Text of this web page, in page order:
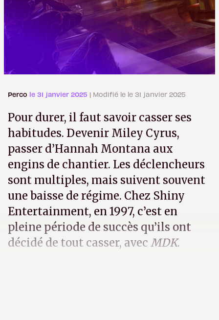
Perco le 31 janvier 2025 | Modifié le le 31 janvier 2025
Pour durer, il faut savoir casser ses
habitudes. Devenir Miley Cyrus,
passer d’Hannah Montana aux
engins de chantier. Les déclencheurs
sont multiples, mais suivent souvent
une baisse de régime. Chez Shiny
Entertainment, en 1997, c’est en
pleine période de succès qu’ils ont
décidé de tout casser, avec MDK.